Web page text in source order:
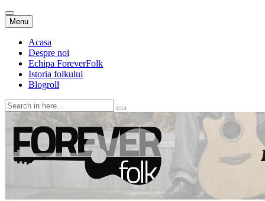
Menu Skip
to
content
Acasa
Despre noi
Echipa ForeverFolk
Istoria folkului
Blogroll
Search
for:
ForeverFolk
Muzica sufletului tau